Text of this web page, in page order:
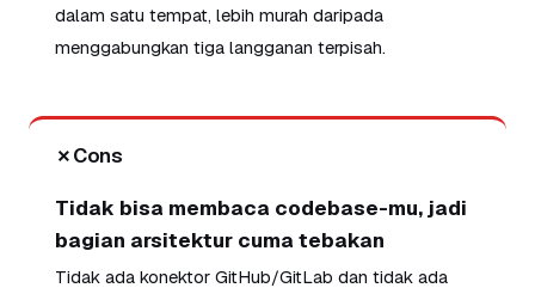
dalam satu tempat, lebih murah daripada
menggabungkan tiga langganan terpisah.
✗Cons
Tidak bisa membaca codebase-mu, jadi
bagian arsitektur cuma tebakan
Tidak ada konektor GitHub/GitLab dan tidak ada